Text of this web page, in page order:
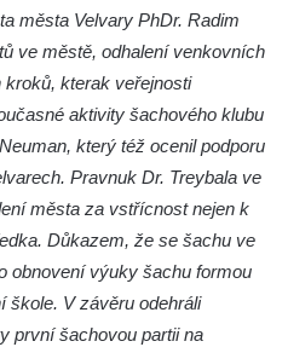
hřbitově v Lužci
v Lužci
na hřbitově
a Karla Pelce u
Vltavou
města Velvary PhDr. Radim
ve městě, odhalení venkovních
kterak veřejnosti
aktivity šachového klubu
který též ocenil podporu
Pravnuk Dr. Treybala ve
města za vstřícnost nejen k
Důkazem, že se šachu ve
obnovení výuky šachu formou
škole. V závěru odehráli
první šachovou partii na